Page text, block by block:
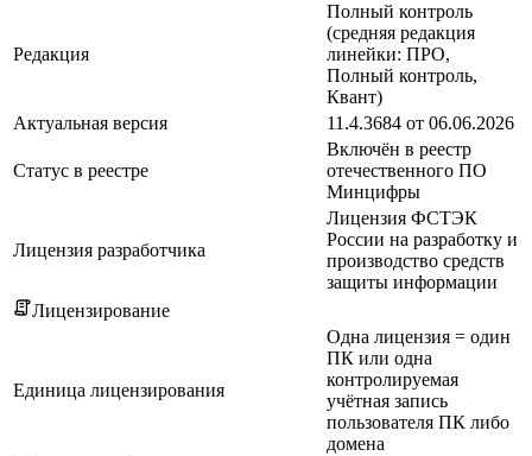
Редакция
Полный контроль
(средняя редакция
линейки: ПРО,
Полный контроль,
Квант)
Актуальная версия
11.4.3684 от 06.06.2026
Статус в реестре
Включён в реестр
отечественного ПО
Минцифры
Лицензия разработчика
Лицензия ФСТЭК
России на разработку и
производство средств
защиты информации
Лицензирование
Единица лицензирования
Одна лицензия = один
ПК или одна
контролируемая
учётная запись
пользователя ПК либо
домена